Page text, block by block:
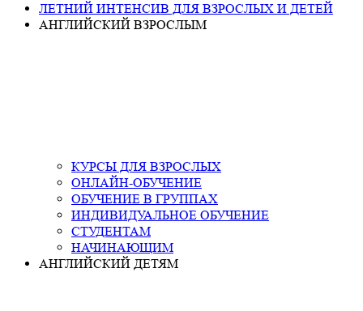
ЛЕТНИЙ ИНТЕНСИВ ДЛЯ ВЗРОСЛЫХ И ДЕТЕЙ
АНГЛИЙСКИЙ ВЗРОСЛЫМ
КУРСЫ ДЛЯ ВЗРОСЛЫХ
ОНЛАЙН-ОБУЧЕНИЕ
ОБУЧЕНИЕ В ГРУППАХ
ИНДИВИДУАЛЬНОЕ ОБУЧЕНИЕ
СТУДЕНТАМ
НАЧИНАЮЩИМ
АНГЛИЙСКИЙ ДЕТЯМ